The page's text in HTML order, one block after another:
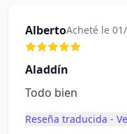
AlbertoAcheté le
Aladdín
Todo bien
Reseña traducida -